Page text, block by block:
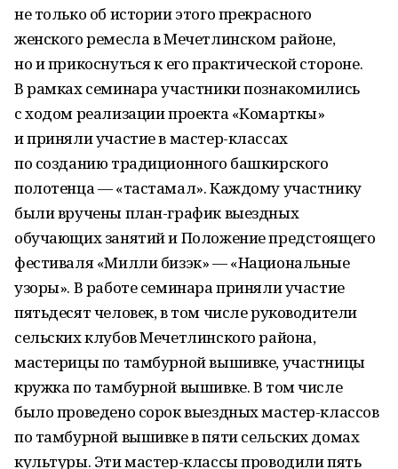
не только об истории этого прекрасного
женского ремесла в Мечетлинском районе,
но и прикоснуться к его практической стороне.
В рамках семинара участники познакомились
с ходом реализации проекта «Комарткы»
и приняли участие в мастер-классах
по созданию традиционного башкирского
полотенца — «тастамал». Каждому участнику
были вручены план-график выездных
обучающих занятий и Положение предстоящего
фестиваля «Милли бизэк» — «Национальные
узоры». В работе семинара приняли участие
пятьдесят человек, в том числе руководители
сельских клубов Мечетлинского района,
мастерицы по тамбурной вышивке, участницы
кружка по тамбурной вышивке. В том числе
было проведено сорок выездных мастер-классов
по тамбурной вышивке в пяти сельских домах
культуры. Эти мастер-классы проводили пять